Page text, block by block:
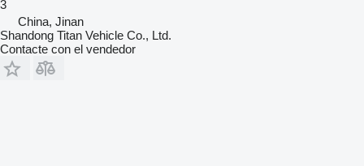
3
China, Jinan
Shandong Titan Vehicle Co., Ltd.
Contacte con el vendedor